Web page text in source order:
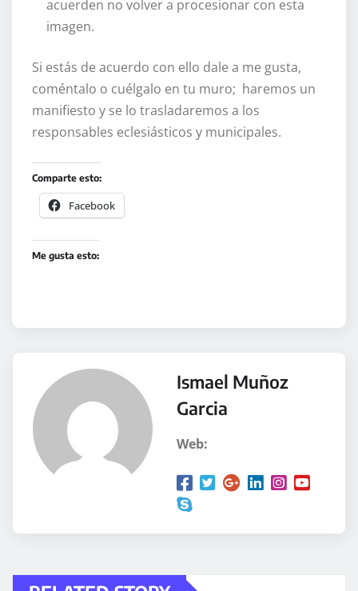
acuerden no volver a procesionar con esta
imagen.
Si estás de acuerdo con ello dale a me gusta,
coméntalo o cuélgalo en tu muro; haremos un
manifiesto y se lo trasladaremos a los
responsables eclesiásticos y municipales.
Comparte esto:
Facebook
Me gusta esto:
Ismael Muñoz
Garcia
Web: